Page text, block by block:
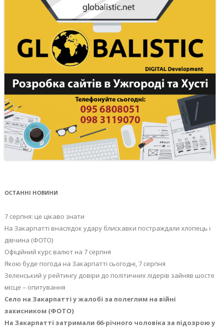
ОСТАННІ НОВИНИ
7 серпня: це цікаво знати
На Закарпатті внаслідок удару блискавки постраждали хлопець і
дівчина (ФОТО)
Офіційний курс валют на 7 серпня
Якою буде погода на Закарпатті сьогодні, 7 серпня
Зеленський у рейтингу довіри до політичних лідерів зайняв шосте
місце – опитування
Село на Закарпатті у жалобі за полеглим на війні
захисником (ФОТО)
На Закарпатті затримали 66-річного чоловіка за підозрою у